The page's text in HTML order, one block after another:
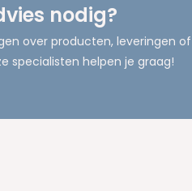
nodig?
over producten, leveringen
specialisten helpen je graag!